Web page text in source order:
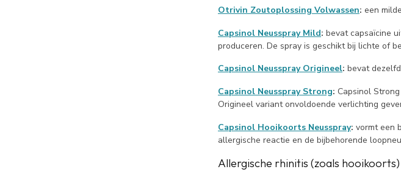
Otrivin Zoutoplossing Volwassen: een
Capsinol Neusspray Mild: bevat capsaïcine
produceren. De spray is geschikt bij lichte of
Capsinol Neusspray Origineel: bevat
Capsinol Neusspray Strong: Capsinol
Origineel variant onvoldoende verlichting
Capsinol Hooikoorts Neusspray: vormt een
allergische reactie en de bijbehorende
Allergische rhinitis (zoals hooikoorts)